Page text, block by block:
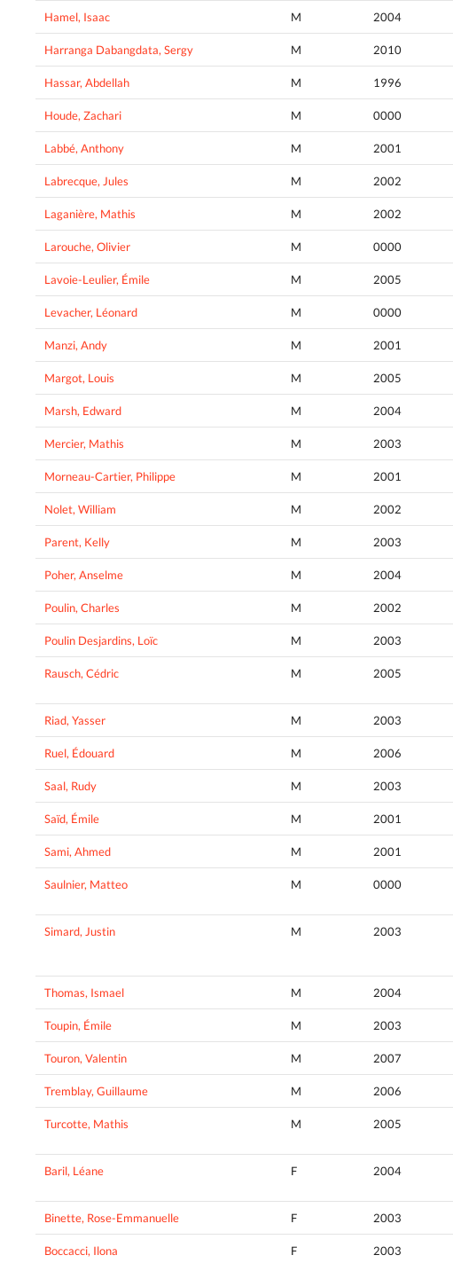
Hamel, Isaac M 2004
Harranga Dabangdata, Sergy M 2010
Hassar, Abdellah M 1996
Houde, Zachari M 0000
Labbé, Anthony M 2001
Labrecque, Jules M 2002
Laganière, Mathis M 2002
Larouche, Olivier M 0000
Lavoie-Leulier, Émile M 2005
Levacher, Léonard M 0000
Manzi, Andy M 2001
Margot, Louis M 2005
Marsh, Edward M 2004
Mercier, Mathis M 2003
Morneau-Cartier, Philippe M 2001
Nolet, William M 2002
Parent, Kelly M 2003
Poher, Anselme M 2004
Poulin, Charles M 2002
Poulin Desjardins, Loïc M 2003
Rausch, Cédric M 2005
Riad, Yasser M 2003
Ruel, Édouard M 2006
Saal, Rudy M 2003
Saïd, Émile M 2001
Sami, Ahmed M 2001
Saulnier, Matteo M 0000
Simard, Justin M 2003
Thomas, Ismael M 2004
Toupin, Émile M 2003
Touron, Valentin M 2007
Tremblay, Guillaume M 2006
Turcotte, Mathis M 2005
Baril, Léane F 2004
Binette, Rose-Emmanuelle F 2003
Boccacci, Ilona F 2003